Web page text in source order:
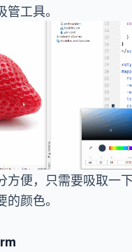
工具。
方便，只需要吸取一
颜色。